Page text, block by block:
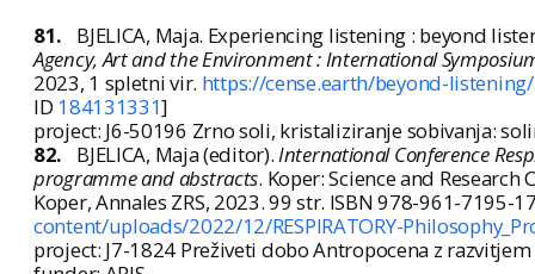
81.
BJELICA, Maja. Experiencing listening : beyond
Agency, Art and the Environment : International
2023, 1 spletni vir. https://cense.earth/beyond-
ID 184131331]
project: J6-50196 Zrno soli, kristaliziranje sobivanja:
82.
BJELICA, Maja (editor).International Conference
programme and abstracts. Koper: Science and
Koper, Annales ZRS, 2023. 99 str. ISBN 978-961-7195-
content/uploads/2022/12/RESPIRATORY-
project: J7-1824 Preživeti dobo Antropocena z